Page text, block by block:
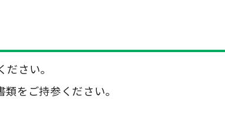
さい。
をご持参ください。